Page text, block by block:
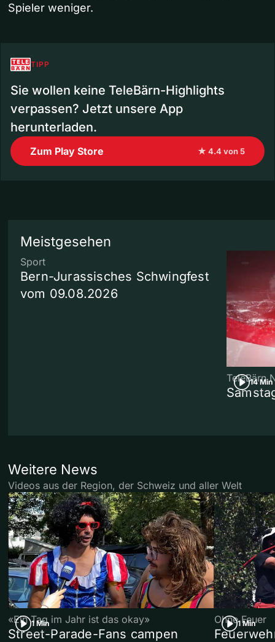
Spieler weniger.
TIPP
Sie wollen keine TeleBärn-Highlights
verpassen? Jetzt unsere App
herunterladen.
Zum Play Store ★ 4.4 von 5
Meistgesehen
Sport
Bern-Jurassisches Schwingfest
vom 09.08.2026
14 Min
TeleBärn
Weitere News
Videos aus der Region, der Schweiz und aller Welt
1 Min
«Ein Tag im Jahr ist das okay»
Street-Parade-Fans campen
1 Min
Ohne Feuer